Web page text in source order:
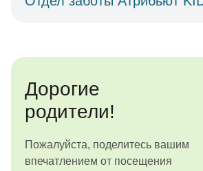
Дорогие
родители!
Пожалуйста, поделитесь вашим
впечатлением от посещения